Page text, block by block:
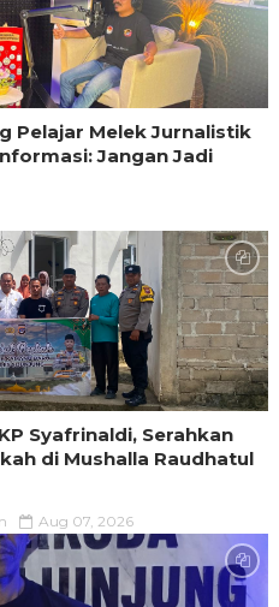
Pelajar Melek Jurnalistik
Jangan Jadi
Syafrinaldi, Serahkan
di Mushalla Raudhatul
Aug 07, 2026